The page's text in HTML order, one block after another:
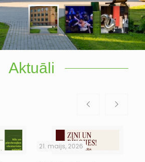
Aktuāli
21. maijs, 2026